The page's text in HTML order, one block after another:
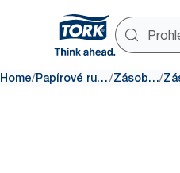
Home/ Papírové ručníky/ Zásobníky/